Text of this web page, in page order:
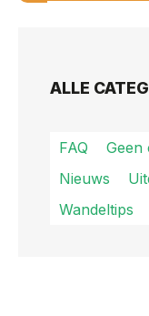
ALLE
FAQ Geen
Nieuws
Wandeltips